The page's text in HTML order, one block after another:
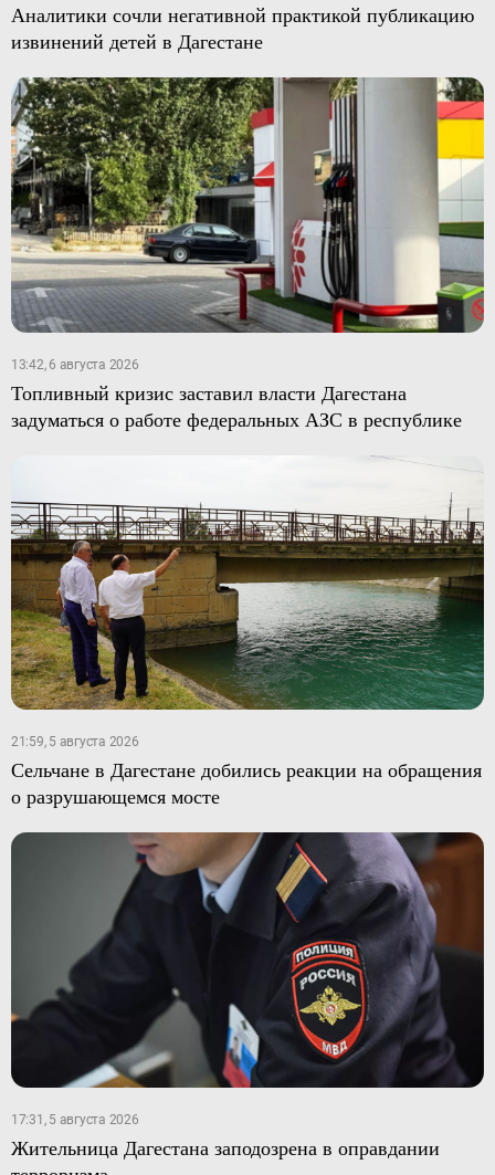
Аналитики сочли негативной практикой публикацию
извинений детей в Дагестане
13:42, 6 августа 2026
Топливный кризис заставил власти Дагестана
задуматься о работе федеральных АЗС в республике
21:59, 5 августа 2026
Сельчане в Дагестане добились реакции на обращения
о разрушающемся мосте
17:31, 5 августа 2026
Жительница Дагестана заподозрена в оправдании